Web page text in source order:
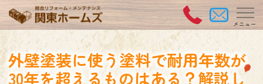
外壁塗装に使う塗料で耐用年数が
30年を超えるものはある？解説し